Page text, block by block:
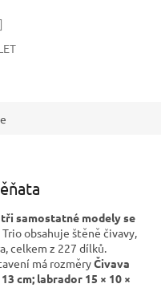
samostatné modely se
obsahuje štěně čivavy,
celkem z 227 dílků.
má rozměryČivava
cm; labrador 15 × 10 ×